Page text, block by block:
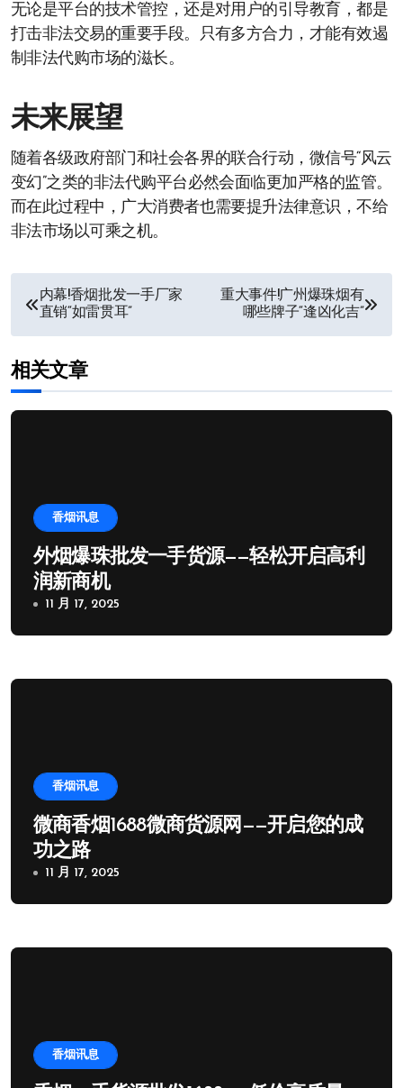
无论是平台的技术管控，还是对用户的引导教育，都是
打击非法交易的重要手段。只有多方合力，才能有效遏
制非法代购市场的滋长。
未来展望
随着各级政府部门和社会各界的联合行动，微信号“风云
变幻”之类的非法代购平台必然会面临更加严格的监管。
而在此过程中，广大消费者也需要提升法律意识，不给
非法市场以可乘之机。
文
章
导
航
内幕!香烟批发一手厂家
直销“如雷贯耳”
重大事件!广州爆珠烟有
哪些牌子“逢凶化吉”
相关文章
香烟讯息
外烟爆珠批发一手货源——轻松开启高利
润新商机
11 月 17, 2025
香烟讯息
微商香烟1688微商货源网——开启您的成
功之路
11 月 17, 2025
香烟讯息